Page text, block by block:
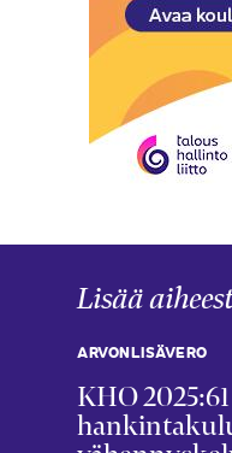
Lisää
ARVONLISÄVERO
KHO